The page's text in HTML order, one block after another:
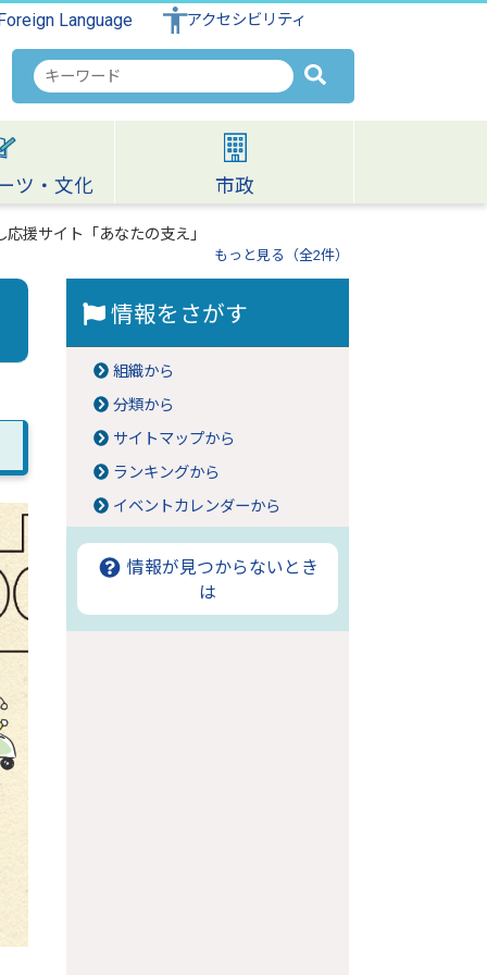
Language アクセシビリティ
検
索
キ
ワ
ー
ド
ツ・文化 市政
援サイト「あなたの支え」
もっと見る（全2件）
情報をさがす
組織から
分類から
サイトマップから
ランキングから
イベントカレンダーから
情報が見つからないとき
は